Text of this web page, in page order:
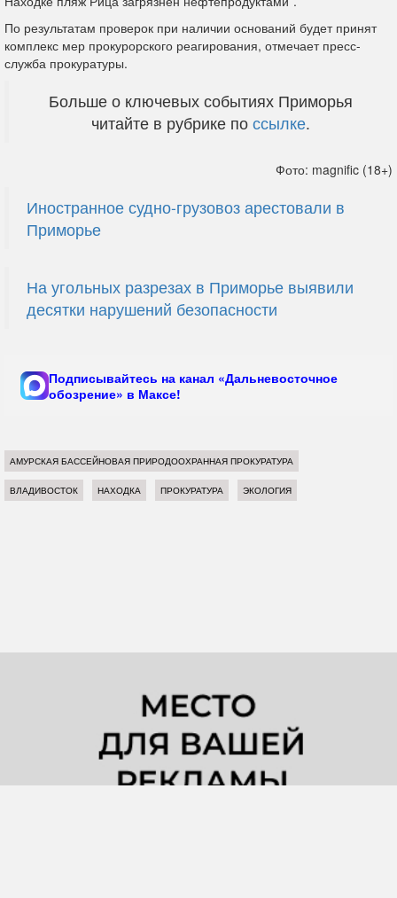
По результатам проверок при наличии оснований будет принят
комплекс мер прокурорского реагирования, отмечает пресс-
служба прокуратуры.
Больше о ключевых событиях Приморья
читайте в рубрике по ссылке.
Фото: magnific (18+)
Иностранное судно-грузовоз арестовали в
Приморье
На угольных разрезах в Приморье выявили
десятки нарушений безопасности
Подписывайтесь на канал «Дальневосточное
обозрение» в Максе!
АМУРСКАЯ БАССЕЙНОВАЯ ПРИРОДООХРАННАЯ ПРОКУРАТУРА
ВЛАДИВОСТОК НАХОДКА ПРОКУРАТУРА ЭКОЛОГИЯ